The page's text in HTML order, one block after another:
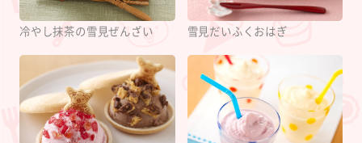
冷やし抹茶の雪見ぜんざい 雪見だいふくおはぎ